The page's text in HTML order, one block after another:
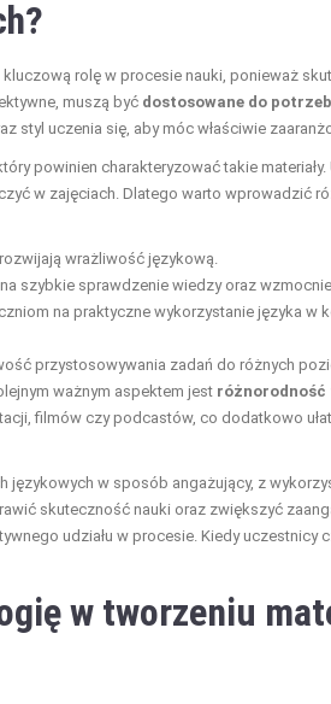
rolę w procesie nauki, ponieważ
muszą być dostosowane do
styl uczenia się, aby móc właściwie
powinien charakteryzować takie
w zajęciach. Dlatego warto wprowadzić
wrażliwość językową.
szybkie sprawdzenie wiedzy oraz
na praktyczne wykorzystanie języka
przystosowywania zadań do różnych
ważnym aspektem jest różnorodność
filmów czy podcastów, co dodatkowo
językowych w sposób angażujący, z
skuteczność nauki oraz zwiększyć
udziału w procesie. Kiedy uczestnicy
w tworzeniu